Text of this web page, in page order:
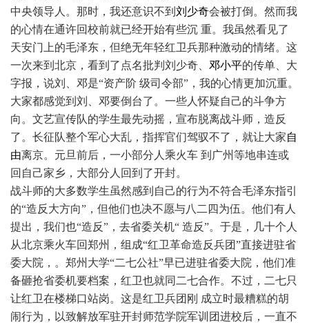
中央领导人。那时，我还意识不到 刘少奇会被打倒。然而我
的心情在通许回校前就已经开始有些沉 重。我虽然看见了
天安门上的毛泽东，但绝无年轻红卫兵那种激动的情绪。这
一次来到北京，看到了点名批判刘少奇、 邓小平的传单、大
字报，说刘、邓是“资产阶 级司令部”，我的心情更加沉重。
大家都感觉到刘、邓要倒台了。一些人怀疑自己的斗争方
向。文艺宣传队的学生最先动摇，宣布脱离战斗师，造反
了。长征队整个军心大乱，指挥官们驾驭不了，就让大家自
由离京。元旦前后，一小部分人乘火车 到广州等地串连或
回自己家乡，大部分人回到了开封。
战斗师的大多数学生虽然感到自己的行为不符合毛泽东指引
的“造反大方向”，但他们也决不愿与八二四为伍。他们有人
提出，我们也“造反”，去省委关机“ 造反”。于是，几十个人
从北京乘火车回郑州，组成“红卫革命造反兵团”直接进驻省
委大院，。郑州大学“二七公社”早已进驻省委大院，他们准
备砸抢省委机要档案，红卫也就同二七合作。不过，二七只
让红卫在楼梯口站岗。这是红卫兵团刚 成立时最糟糕的胡
闹行为，以致解放军驻开封师范学院军训团进校后，一直不